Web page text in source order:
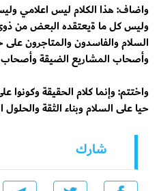
واضاف: هذا الكلام ليس اعلامي
وليس كل ما ةيعتقده البعض من
السلام والفاسدون والمتاجرون
وأصحاب المشاريع الضيقة وأصحاب
واختتم: وإنما كلام الحقيقة وكونوا
حيا على السلام وبناء الثقة
شارك